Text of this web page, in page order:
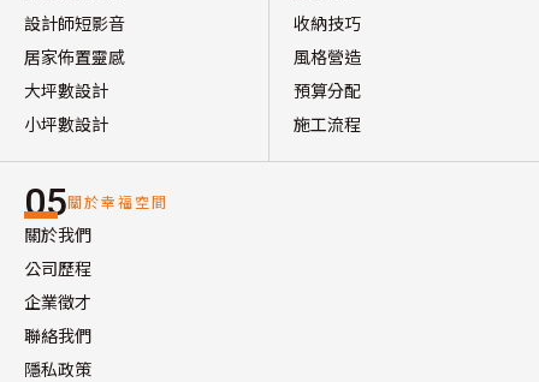
設計師短影音
居家佈置靈感
大坪數設計
小坪數設計
收納技巧
風格營造
預算分配
施工流程
05關於幸福空間
關於我們
公司歷程
企業徵才
聯絡我們
隱私政策